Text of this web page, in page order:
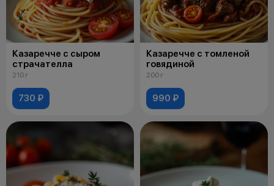
Казаречче с сыром
страчателла
210 г
730 ₽
Казаречче с томленой
говядиной
200 г
990 ₽